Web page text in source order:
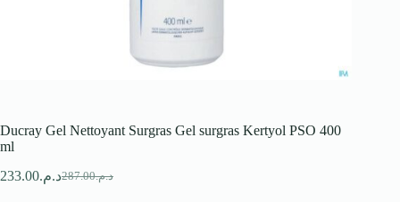
Ducray Gel Nettoyant Surgras Gel surgras Kertyol PSO 400
ml
د.م.287.00
Leد.م.233.00
Le